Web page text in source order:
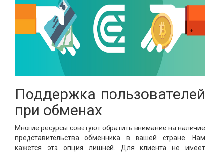
Поддержка пользователей
при обменах
Многие ресурсы советуют обратить внимание на наличие
представительства обменника в вашей стране. Нам
кажется эта опция лишней. Для клиента не имеет